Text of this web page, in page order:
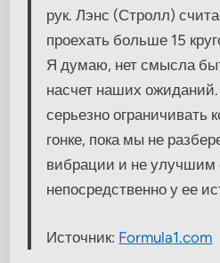
рук. Лэнс (Стролл)
проехать больше 15
Я думаю, нет смысла
насчет наших
серьезно ограничивать
гонке, пока мы не
вибрации и не улучшим
непосредственно у ее
Источник: Formula1.com